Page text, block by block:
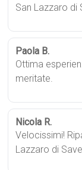
San Lazzaro di
Paola B.
Ottima
meritate.
Nicola R.
Velocissimi!
Lazzaro di